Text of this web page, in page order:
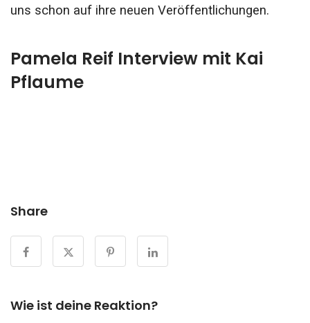
uns schon auf ihre neuen Veröffentlichungen.
Pamela Reif Interview mit Kai
Pflaume
Share
Wie ist deine Reaktion?